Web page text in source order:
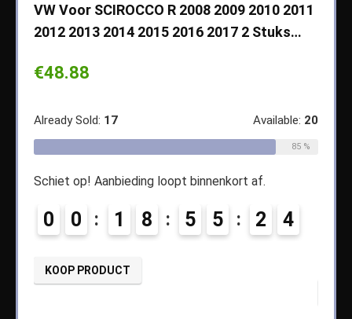
VW Voor SCIROCCO R 2008 2009 2010 2011
2012 2013 2014 2015 2016 2017 2 Stuks…
€48.88
Already Sold: 17 Available: 20
85 %
Schiet op! Aanbieding loopt binnenkort af.
0 0 1 8 5 5 2 4
KOOP PRODUCT